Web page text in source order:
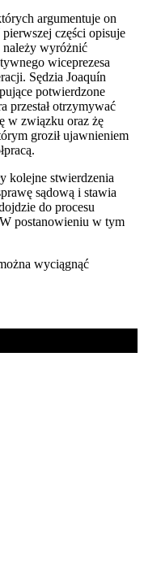
argumentuje on
pierwszej części opisuje
należy wyróżnić
wiceprezesa
Sędzia Joaquín
potwierdzone
przestał otrzymywać
w związku oraz żę
groził ujawnieniem
kolejne stwierdzenia
sądową i stawia
do procesu
postanowieniu w tym
wyciągnąć